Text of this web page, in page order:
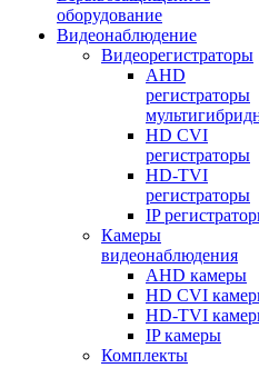
оборудование
Видеонаблюдение
Видеорегистраторы
AHD
регистраторы
HD CVI
регистраторы
HD-TVI
регистраторы
IP
Камеры
видеонаблюдения
AHD камеры
HD CVI
HD-TVI
IP камеры
Комплекты